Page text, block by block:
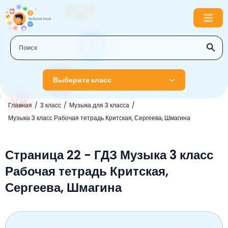
Выберите класс
Главная 3 класс
Музыка для 3 класса
Музыка 3 класс Рабочая тетрадь Критская, Сергеева, Шмагина
1 класс
Русский язык
Литературное чтение
Окружающий мир
Математика
Математика
Английский язык
Информатика
Литературное чтение
3 класс
Музыка
Окружающий мир
4 класс
Страница 22 - ГДЗ Музыка 3 класс
Рабочая тетрадь Критская,
Сергеева, Шмагина